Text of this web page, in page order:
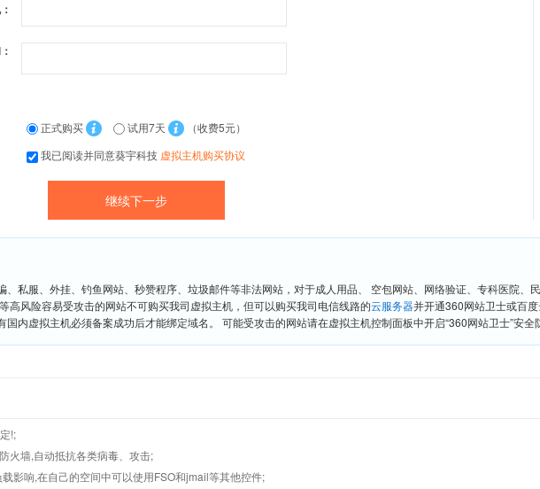
正式购买 试用7天
（收费5元）
我已阅读并同意葵宇科技 虚拟主机购买协议
私服、外挂、钓鱼网站、秒赞程序、垃圾邮件等非法网站，对于成人用品、 空包网站、网络验证、专科医院、
高风险容易受攻击的网站不可购买我司虚拟主机，但可以购买我司电信线路的云服务器并开通360网站卫士或百度
国内虚拟主机必须备案成功后才能绑定域名。 可能受攻击的网站请在虚拟主机控制面板中开启“360网站卫士”安全
!;
火墙,自动抵抗各类病毒、攻击;
影响,在自己的空间中可以使用FSO和jmail等其他控件;